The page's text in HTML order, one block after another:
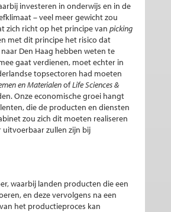
investeren in onderwijs en in de
– veel meer gewicht zou
zich richt op het principe van picking
met dit principe het risico dat
Den Haag hebben weten te
gaat verdienen, moet echter in
topsectoren had moeten
en MaterialenofLife Sciences &
Onze economische groei hangt
die de producten en diensten
zou zich dit moeten realiseren
zullen zijn bij
waarbij landen producten die een
en deze vervolgens na een
het productieproces kan